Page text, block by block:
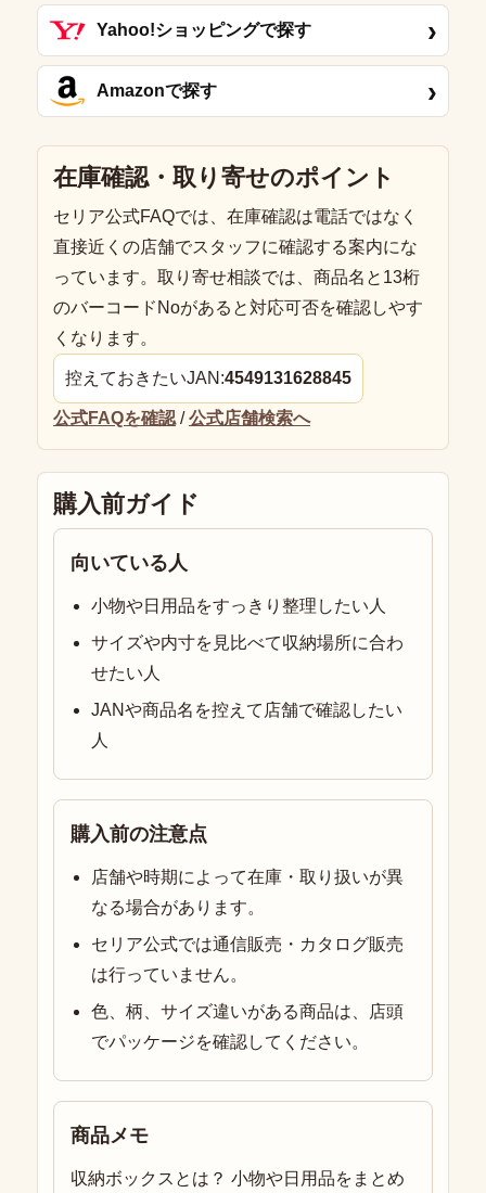
Yahoo!ショッピングで探す ›
Amazonで探す ›
在庫確認・取り寄せのポイント
セリア公式FAQでは、在庫確認は電話ではなく
直接近くの店舗でスタッフに確認する案内にな
っています。取り寄せ相談では、商品名と13桁
のバーコードNoがあると対応可否を確認しやす
くなります。
控えておきたいJAN:4549131628845
公式FAQを確認 /公式店舗検索へ
購入前ガイド
向いている人
小物や日用品をすっきり整理したい人
サイズや内寸を見比べて収納場所に合わ
せたい人
JANや商品名を控えて店舗で確認したい
人
購入前の注意点
店舗や時期によって在庫・取り扱いが異
なる場合があります。
セリア公式では通信販売・カタログ販売
は行っていません。
色、柄、サイズ違いがある商品は、店頭
でパッケージを確認してください。
商品メモ
収納ボックスとは？ 小物や日用品をまとめ